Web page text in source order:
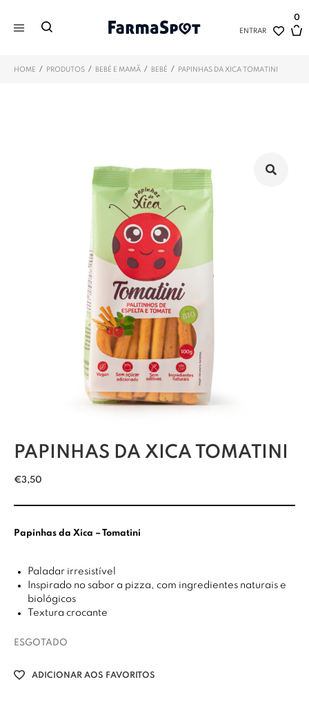
ENTRAR
0
HOME / PRODUTOS / BEBÉ E MAMÃ / BEBÉ / PAPINHAS DA XICA TOMATINI
PAPINHAS DA XICA TOMATINI
€3,50
Papinhas da Xica – Tomatini
Paladar irresistível
Inspirado no sabor a pizza, com ingredientes naturais e
biológicos
Textura crocante
ESGOTADO
ADICIONAR AOS FAVORITOS